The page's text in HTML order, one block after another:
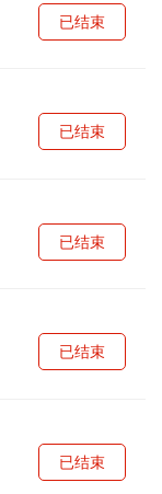
已结束
已结束
已结束
已结束
已结束